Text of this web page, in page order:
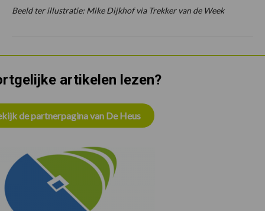
Beeld ter illustratie: Mike Dijkhof via Trekker van de Week
artikelen lezen?
de partnerpagina van De Heus